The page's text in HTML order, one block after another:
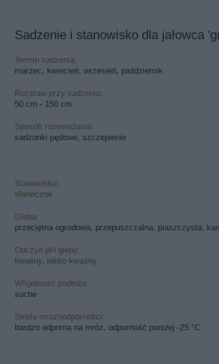
Sadzenie i stanowisko dla jałowca
Termin sadzenia:
marzec, kwiecień, wrzesień, październik
Rozstaw przy sadzeniu:
50 cm - 150 cm
Sposób rozmnażania:
sadzonki pędowe, szczepienie
Stanowisko:
słoneczne
Gleba:
przeciętna ogrodowa, przepuszczalna, piaszczysta,
Odczyn pH gleby:
kwaśny, lekko kwaśny
Wilgotność podłoża:
suche
Strefa mrozoodporności:
bardzo odporna na mróz, odporność poniżej -25 °C